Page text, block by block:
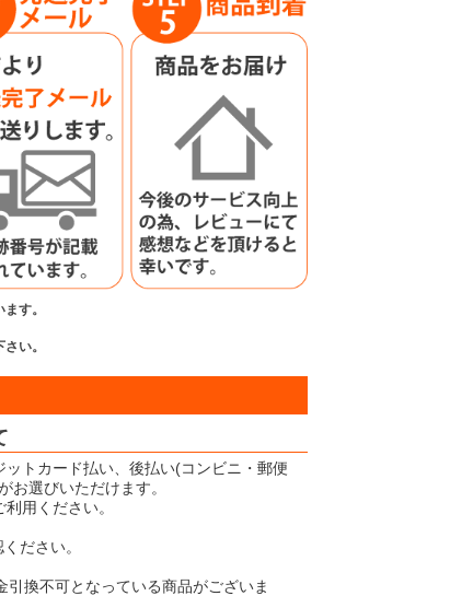
す。
い。
トカード払い、後払い(コンビニ・郵便
お選びいただけます。
用ください。
ださい。
換不可となっている商品がございま